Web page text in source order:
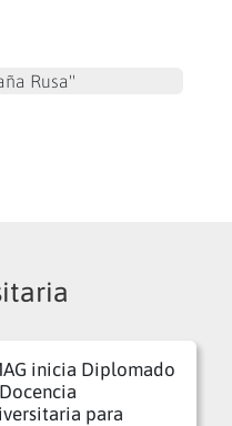
Rusa"
inicia Diplomado
para